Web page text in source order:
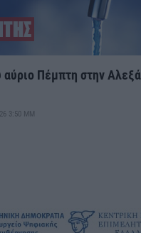
Πέμπτη στην
3:50 ΜΜ